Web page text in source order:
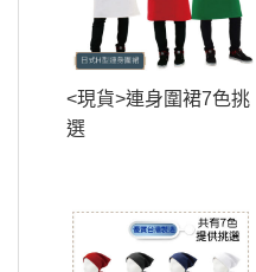
<現貨>連身圍裙7色挑
選